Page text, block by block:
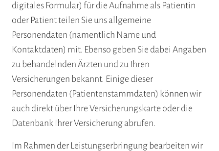
digitales Formular) für die Aufnahme als Patientin
oder Patient teilen Sie uns allgemeine
Personendaten (namentlich Name und
Kontaktdaten) mit. Ebenso geben Sie dabei Angaben
zu behandelnden Ärzten und zu Ihren
Versicherungen bekannt. Einige dieser
Personendaten (Patientenstammdaten) können wir
auch direkt über Ihre Versicherungskarte oder die
Datenbank Ihrer Versicherung abrufen.
Im Rahmen der Leistungserbringung bearbeiten wir